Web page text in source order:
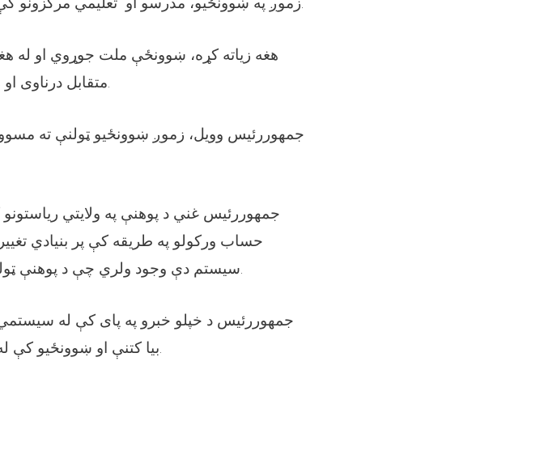
هغه زیاته کړه، ښوونځې ملت جوړوي او له
جمهوررئیس وویل، زموږ ښوونځیو ټولنې ته
حساب ورکولو په طریقه کې پر بنیادي